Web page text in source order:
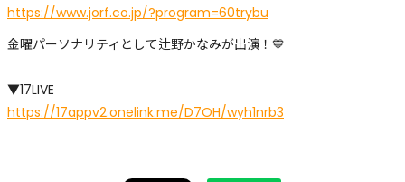
https://www.jorf.co.jp/?program=60trybu
金曜パーソナリティとして辻野かなみが出演！💙
▼17LIVE
https://17appv2.onelink.me/D7OH/wyh1nrb3